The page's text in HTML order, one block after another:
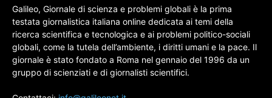
Galileo, Giornale di scienza e problemi globali è la prima
testata giornalistica italiana online dedicata ai temi della
ricerca scientifica e tecnologica e ai problemi politico-sociali
globali, come la tutela dell’ambiente, i diritti umani e la pace. Il
giornale è stato fondato a Roma nel gennaio del 1996 da un
gruppo di scienziati e di giornalisti scientifici.